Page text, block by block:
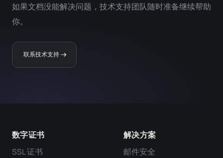
如果文档没能解决问题，技术支持团队随时准备继续帮助
你。
联系技术支持
数字证书
SSL 证书
解决方案
邮件安全